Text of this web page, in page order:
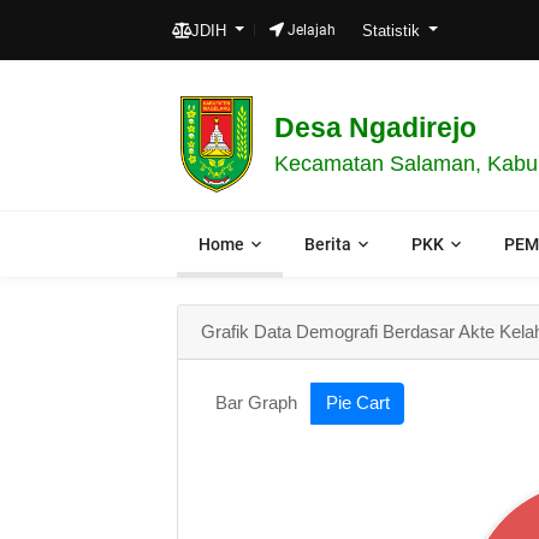
JDIH Jelajah Statistik
Desa Ngadirejo
Kecamatan Salaman,
Home Berita PKK
Grafik Data Demografi Berdasar Akte
Bar Graph Pie Cart